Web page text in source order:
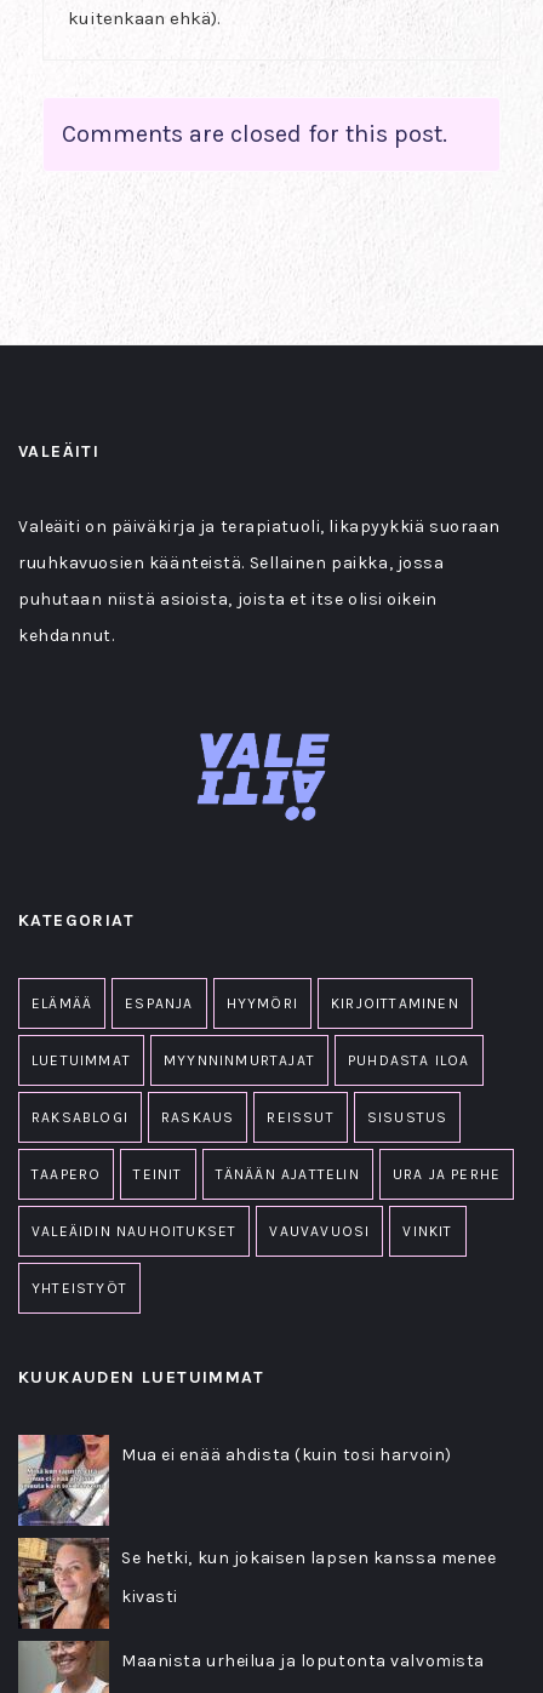
kuitenkaan ehkä).
Comments are closed for this post.
VALEÄITI
Valeäiti on päiväkirja ja terapiatuoli, likapyykkiä suoraan
ruuhkavuosien käänteistä. Sellainen paikka, jossa
puhutaan niistä asioista, joista et itse olisi oikein
kehdannut.
KATEGORIAT
ELÄMÄÄ ESPANJA HYYMÖRI KIRJOITTAMINEN
LUETUIMMAT MYYNNINMURTAJAT PUHDASTA ILOA
RAKSABLOGI RASKAUS REISSUT SISUSTUS
TAAPERO TEINIT TÄNÄÄN AJATTELIN URA JA PERHE
VALEÄIDIN NAUHOITUKSET VAUVAVUOSI VINKIT
YHTEISTYÖT
KUUKAUDEN LUETUIMMAT
Mua ei enää ahdista (kuin tosi harvoin)
Se hetki, kun jokaisen lapsen kanssa menee
kivasti
Maanista urheilua ja loputonta valvomista